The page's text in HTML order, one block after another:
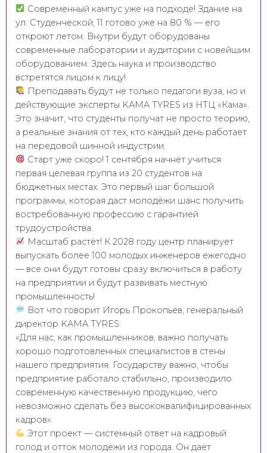
Современный кампус уже на подходе! Здание на
ул. Студенческой, 11 готово уже на 80 % — его
откроют летом. Внутри будут оборудованы
современные лаборатории и аудитории с новейшим
оборудованием. Здесь наука и производство
встретятся лицом к лицу!
Преподавать будут не только педагоги вуза, но и
действующие эксперты KAMA TYRES из НТЦ «Кама».
Это значит, что студенты получат не просто теорию,
а реальные знания от тех, кто каждый день работает
на передовой шинной индустрии.
Старт уже скоро! 1 сентября начнёт учиться
первая целевая группа из 20 студентов на
бюджетных местах. Это первый шаг большой
программы, которая даст молодёжи шанс получить
востребованную профессию с гарантией
трудоустройства.
Масштаб растёт! К 2028 году центр планирует
выпускать более 100 молодых инженеров ежегодно
— все они будут готовы сразу включиться в работу
на предприятии и будут развивать местную
промышленность!
Вот что говорит Игорь Прокопьев, генеральный
директор KAMA TYRES:
«Для нас, как промышленников, важно получать
хорошо подготовленных специалистов в стены
нашего предприятия. Государству важно, чтобы
предприятие работало стабильно, производило
современную качественную продукцию, чего
невозможно сделать без высококвалифицированных
кадров».
Этот проект — системный ответ на кадровый
голод и отток молодёжи из города. Он даёт